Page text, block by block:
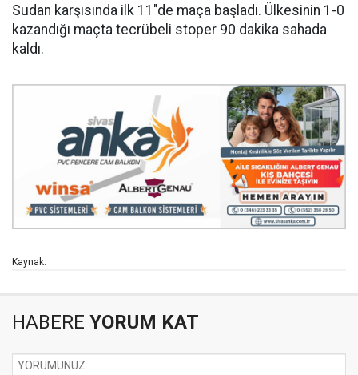
Sudan karşısında ilk 11"de maça başladı. Ülkesinin 1-0
kazandığı maçta tecrübeli stoper 90 dakika sahada
kaldı.
Kaynak:
HABERE YORUM KAT